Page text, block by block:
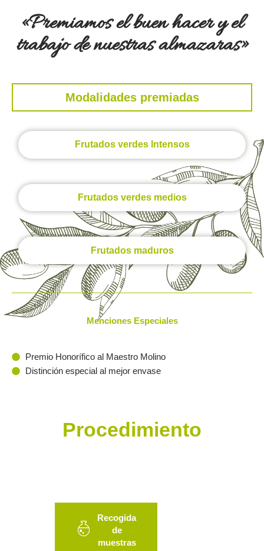
«Premiamos el buen hacer y el
trabajo de nuestras almazaras»
Modalidades premiadas
Frutados verdes Intensos
Frutados verdes medios
Frutados maduros
Menciones Especiales
Premio Honorífico al Maestro Molino
Distinción especial al mejor envase
Procedimiento
Recogida
de
muestras